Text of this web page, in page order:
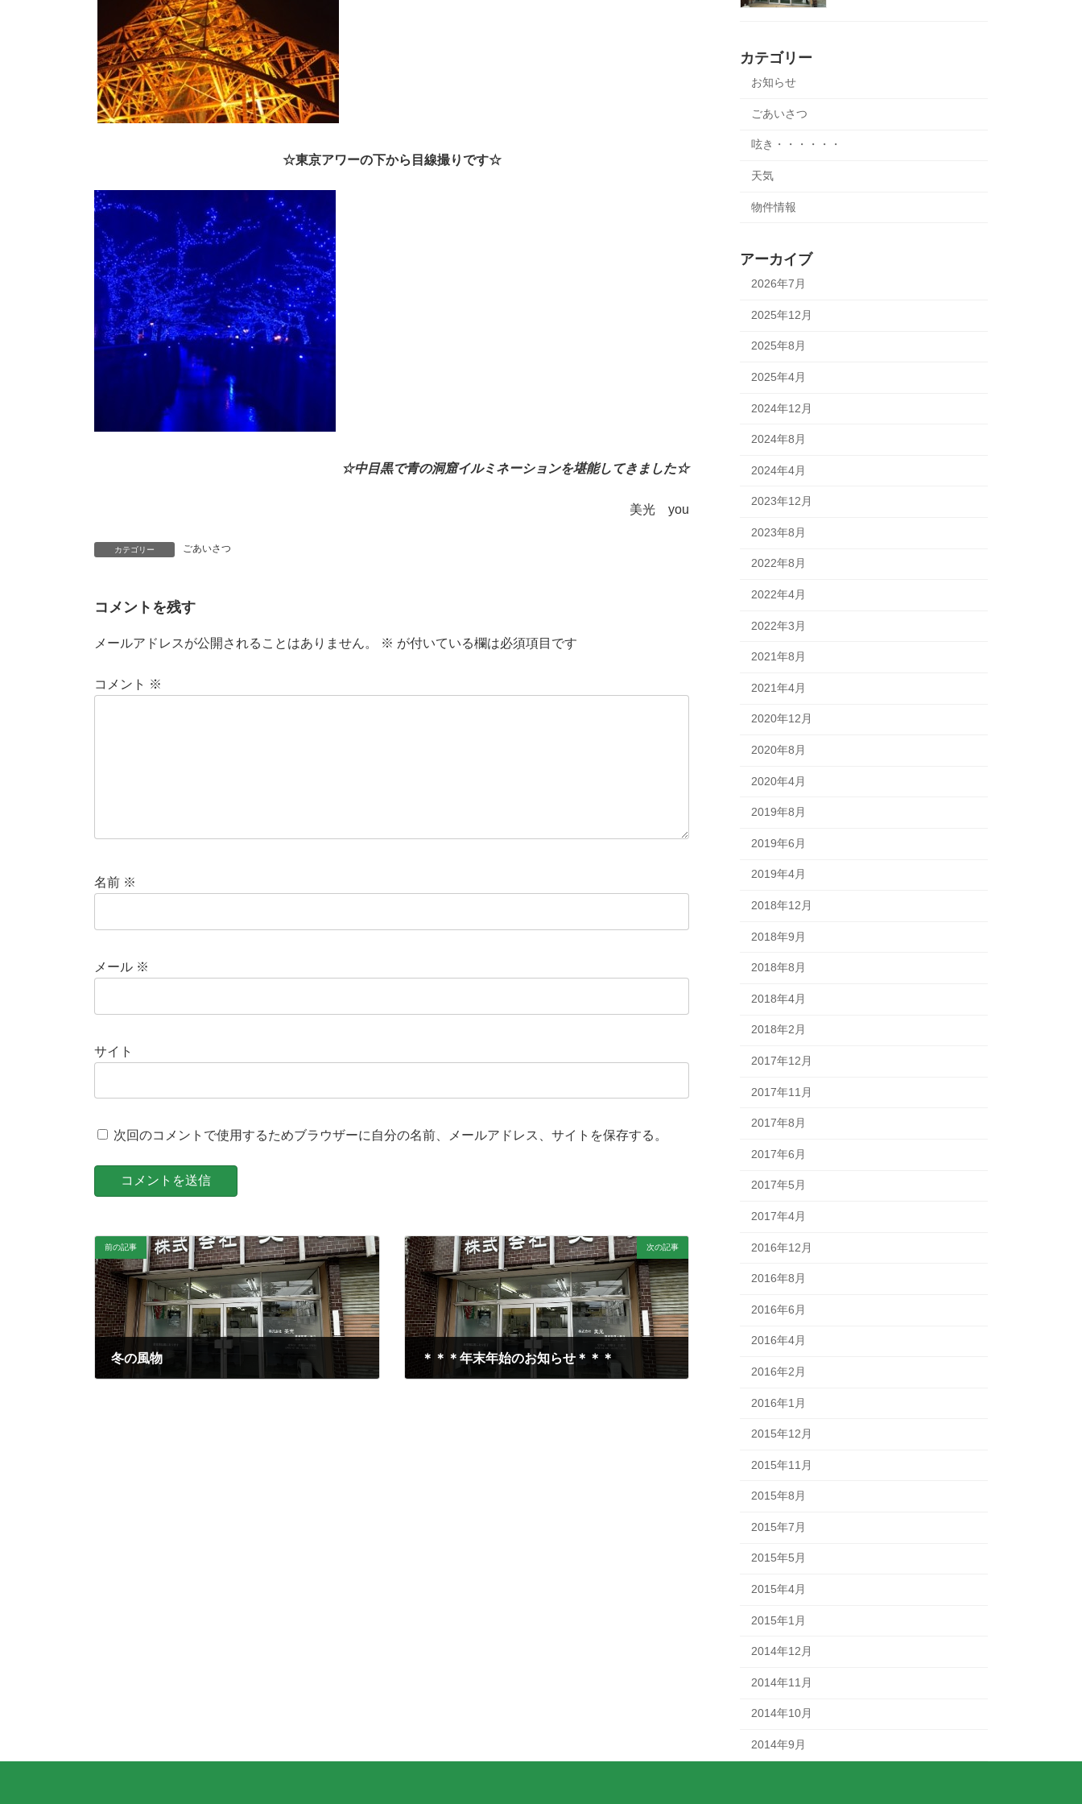
☆東京アワーの下から目線撮りです☆
☆中目黒で青の洞窟イルミネーションを堪能してきました☆
美光 you
カテゴリー ごあいさつ
コメントを残す
メールアドレスが公開されることはありません。 ※ が付いている欄は必須項目です
コメント ※
名前 ※
メール ※
サイト
次回のコメントで使用するためブラウザーに自分の名前、メールアドレス、サイトを保存する。
前の記事
冬の風物
次の記事
＊＊＊年末年始のお知らせ＊＊＊
カテゴリー
お知らせ
ごあいさつ
呟き・・・・・・
天気
物件情報
アーカイブ
2026年7月
2025年12月
2025年8月
2025年4月
2024年12月
2024年8月
2024年4月
2023年12月
2023年8月
2022年8月
2022年4月
2022年3月
2021年8月
2021年4月
2020年12月
2020年8月
2020年4月
2019年8月
2019年6月
2019年4月
2018年12月
2018年9月
2018年8月
2018年4月
2018年2月
2017年12月
2017年11月
2017年8月
2017年6月
2017年5月
2017年4月
2016年12月
2016年8月
2016年6月
2016年4月
2016年2月
2016年1月
2015年12月
2015年11月
2015年8月
2015年7月
2015年5月
2015年4月
2015年1月
2014年12月
2014年11月
2014年10月
2014年9月